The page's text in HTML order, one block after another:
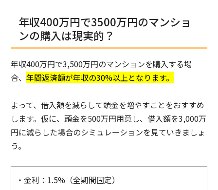
年収400万円で3500万円のマンショ
ンの購入は現実的？
年収400万円で3,500万円のマンションを購入する場
合、年間返済額が年収の30%以上となります。
よって、借入額を減らして頭金を増やすことをおすすめ
します。仮に、頭金を500万円用意し、借入額を3,000万
円に減らした場合のシミュレーションを見ていきましょ
う。
・金利：1.5%（全期間固定）